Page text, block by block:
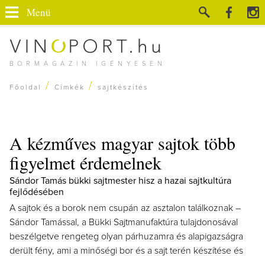
BORMAGAZIN IGÉNYESEN
Menü
Főoldal / Címkék / sajtkészítés
A kézműves magyar sajtok több
figyelmet érdemelnek
Sándor Tamás bükki sajtmester hisz a hazai sajtkultúra
fejlődésében
A sajtok és a borok nem csupán az asztalon találkoznak –
Sándor Tamással, a Bükki Sajtmanufaktúra tulajdonosával
beszélgetve rengeteg olyan párhuzamra és alapigazságra
derült fény, ami a minőségi bor és a sajt terén készítése és